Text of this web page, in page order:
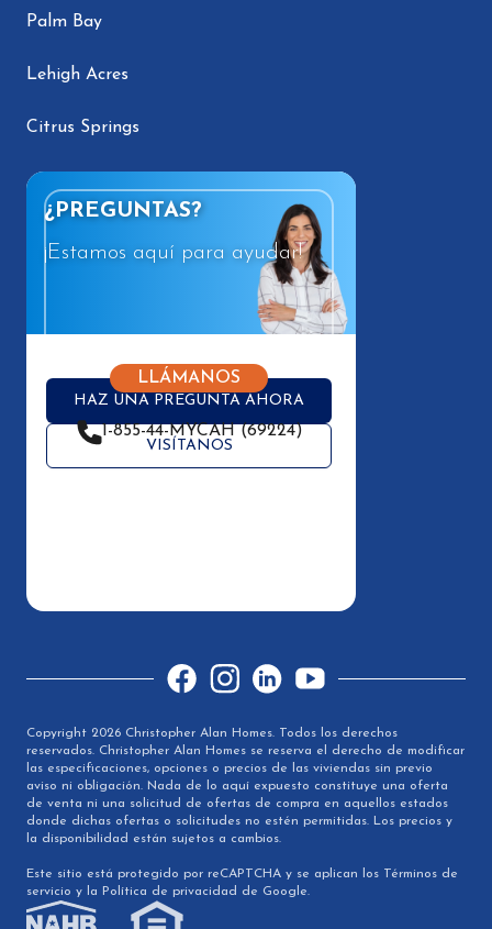
Palm Bay
Lehigh Acres
Citrus Springs
¿PREGUNTAS?
¡Estamos aquí para ayudar!
HAZ UNA PREGUNTA AHORA
VISÍTANOS
LLÁMANOS
1-855-44-MYCAH (69224)
FacebookInstagramLinkedInYouTube
Copyright 2026 Christopher Alan Homes. Todos los derechos
reservados. Christopher Alan Homes se reserva el derecho de modificar
las especificaciones, opciones o precios de las viviendas sin previo
aviso ni obligación. Nada de lo aquí expuesto constituye una oferta
de venta ni una solicitud de ofertas de compra en aquellos estados
donde dichas ofertas o solicitudes no estén permitidas. Los precios y
la disponibilidad están sujetos a cambios.
Este sitio está protegido por reCAPTCHA y se aplican los Términos de
servicio y la Política de privacidad de Google.